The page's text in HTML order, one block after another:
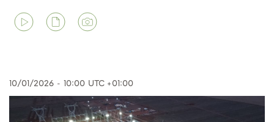
10/01/2026 - 10:00 UTC +01:00